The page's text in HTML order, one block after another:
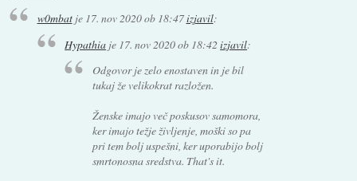
w0mbatje 17. nov 2020 ob 18:47izjavil:
Hypathia je 17. nov 2020 ob 18:42izjavil:
Odgovor je zelo enostaven in je bil
tukaj že velikokrat razložen.
Ženske imajo več poskusov samomora,
ker imajo težje življenje, moški so pa
pri tem bolj uspešni, ker uporabijo bolj
smrtonosna sredstva. That's it.